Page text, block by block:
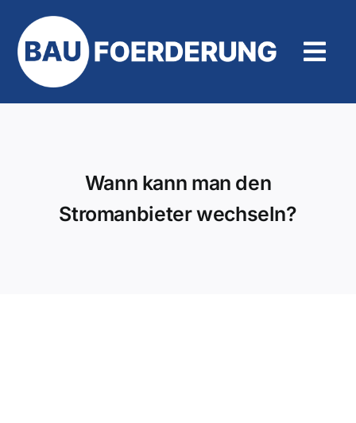
Inhalt
springen
Wann kann man den
Stromanbieter wechseln?